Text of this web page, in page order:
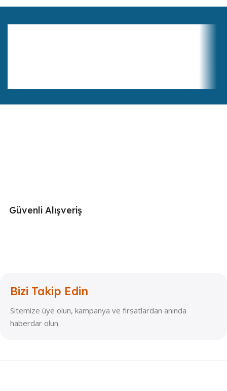
Güvenli Alışveriş
Bizi Takip Edin
Sitemize üye olun, kampanya ve fırsatlardan anında
haberdar olun.